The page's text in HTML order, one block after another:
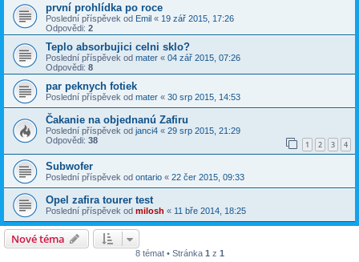
první prohlídka po roce
Poslední příspěvek od Emil « 19 zář 2015, 17:26
Odpovědi: 2
Teplo absorbujici celni sklo?
Poslední příspěvek od mater « 04 zář 2015, 07:26
Odpovědi: 8
par peknych fotiek
Poslední příspěvek od mater « 30 srp 2015, 14:53
Čakanie na objednanú Zafiru
Poslední příspěvek od janci4 « 29 srp 2015, 21:29
Odpovědi: 38 1 2 3 4
Subwofer
Poslední příspěvek od ontario « 22 čer 2015, 09:33
Opel zafira tourer test
Poslední příspěvek od milosh « 11 bře 2014, 18:25
Nové téma
8 témat • Stránka 1 z 1